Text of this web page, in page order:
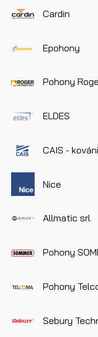
Cardin
Epohony
Pohony
ELDES
CAIS -
Nice
Allmatic srl
Pohony
Pohony
Sebury